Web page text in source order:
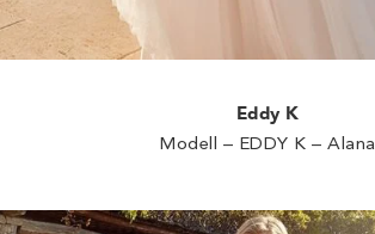
Eddy K
Modell – EDDY K – Alana